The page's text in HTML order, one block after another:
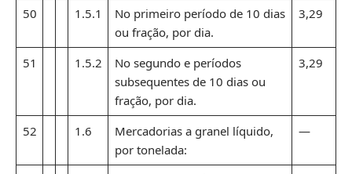
50 1.5.1
No primeiro período de 10 dias
ou fração, por dia.
3,29
51 1.5.2
No segundo e períodos
subsequentes de 10 dias ou
fração, por dia.
3,29
52 1.6
Mercadorias a granel líquido,
por tonelada:
—